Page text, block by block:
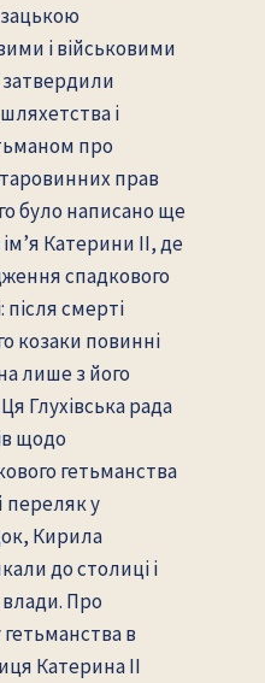
і військовими
і
про
прав
було написано ще
Катерини II, де
спадкового
після смерті
козаки повинні
лише з його
Глухівська рада
щодо
гетьманства
у
Кирила
до столиці і
Про
в
Катерина II